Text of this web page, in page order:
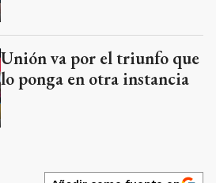
Unión va por el triunfo que
lo ponga en otra instancia